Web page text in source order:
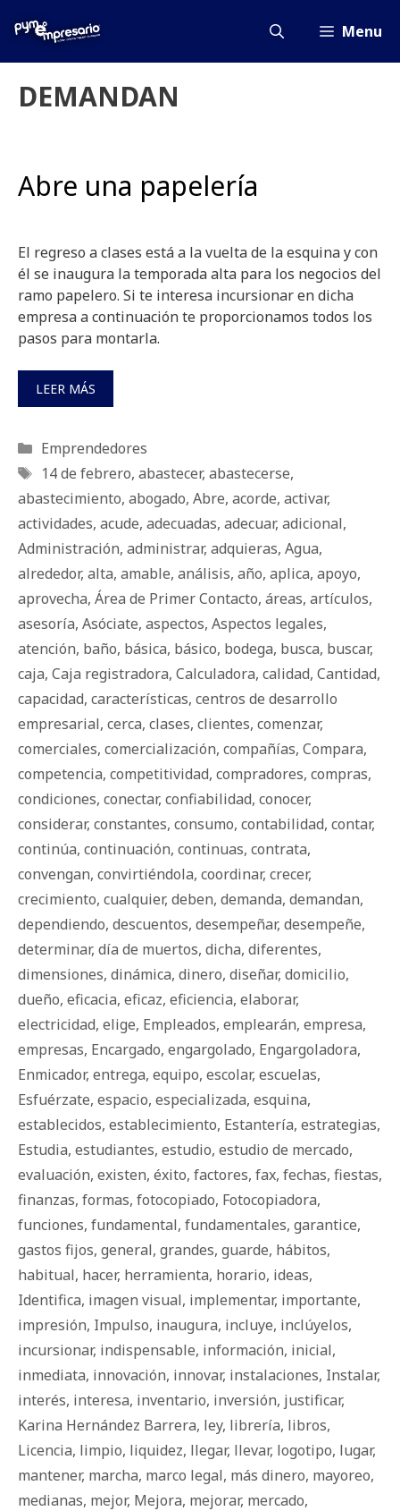
Menu
DEMANDAN
Abre una papelería
El regreso a clases está a la vuelta de la esquina y con
él se inaugura la temporada alta para los negocios del
ramo papelero. Si te interesa incursionar en dicha
empresa a continuación te proporcionamos todos los
pasos para montarla.
LEER MÁS
Categorías
Emprendedores
Etiquetas
14 de febrero, abastecer, abastecerse,
abastecimiento, abogado, Abre, acorde, activar,
actividades, acude, adecuadas, adecuar, adicional,
Administración, administrar, adquieras, Agua,
alrededor, alta, amable, análisis, año, aplica, apoyo,
aprovecha, Área de Primer Contacto, áreas, artículos,
asesoría, Asóciate, aspectos, Aspectos legales,
atención, baño, básica, básico, bodega, busca, buscar,
caja, Caja registradora, Calculadora, calidad, Cantidad,
capacidad, características, centros de desarrollo
empresarial, cerca, clases, clientes, comenzar,
comerciales, comercialización, compañías, Compara,
competencia, competitividad, compradores, compras,
condiciones, conectar, confiabilidad, conocer,
considerar, constantes, consumo, contabilidad, contar,
continúa, continuación, continuas, contrata,
convengan, convirtiéndola, coordinar, crecer,
crecimiento, cualquier, deben, demanda, demandan,
dependiendo, descuentos, desempeñar, desempeñe,
determinar, día de muertos, dicha, diferentes,
dimensiones, dinámica, dinero, diseñar, domicilio,
dueño, eficacia, eficaz, eficiencia, elaborar,
electricidad, elige, Empleados, emplearán, empresa,
empresas, Encargado, engargolado, Engargoladora,
Enmicador, entrega, equipo, escolar, escuelas,
Esfuérzate, espacio, especializada, esquina,
establecidos, establecimiento, Estantería, estrategias,
Estudia, estudiantes, estudio, estudio de mercado,
evaluación, existen, éxito, factores, fax, fechas, fiestas,
finanzas, formas, fotocopiado, Fotocopiadora,
funciones, fundamental, fundamentales, garantice,
gastos fijos, general, grandes, guarde, há­bi­tos,
habitual, hacer, herramienta, horario, ideas,
Identifica, imagen visual, implementar, importante,
impresión, Impulso, inaugura, incluye, inclúyelos,
incursionar, indispensable, información, inicial,
inmediata, innovación, innovar, instalaciones, Instalar,
interés, interesa, inventario, inversión, justificar,
Karina Hernández Barrera, ley, librería, libros,
Licencia, limpio, liquidez, llegar, llevar, logotipo, lugar,
mantener, marcha, marco legal, más dinero, mayoreo,
medianas, mejor, Mejora, mejorar, mercado,